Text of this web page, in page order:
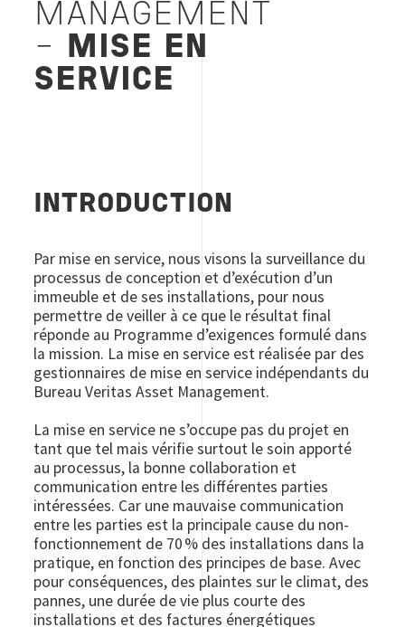
MANAGEMENT
-
MISE EN
SERVICE
INTRODUCTION
Par mise en service, nous visons la surveillance du
processus de conception et d’exécution d’un
immeuble et de ses installations, pour nous
permettre de veiller à ce que le résultat final
réponde au Programme d’exigences formulé dans
la mission. La mise en service est réalisée par des
gestionnaires de mise en service indépendants du
Bureau Veritas Asset Management.
La mise en service ne s’occupe pas du projet en
tant que tel mais vérifie surtout le soin apporté
au processus, la bonne collaboration et
communication entre les différentes parties
intéressées. Car une mauvaise communication
entre les parties est la principale cause du non-
fonctionnement de 70 % des installations dans la
pratique, en fonction des principes de base. Avec
pour conséquences, des plaintes sur le climat, des
pannes, une durée de vie plus courte des
installations et des factures énergétiques